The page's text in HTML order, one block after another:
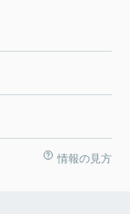
情報の見方